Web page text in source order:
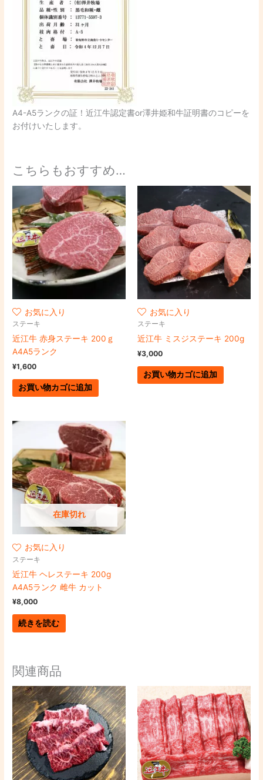
A4-A5ランクの証！近江牛認定書or澤井姫和牛証明書のコピーを
お付けいたします。
こちらもおすすめ…
お気に入り
ステーキ
近江牛 赤身ステーキ 200ｇ
A4A5ランク
¥1,600
お買い物カゴに追加
お気に入り
ステーキ
近江牛 ミスジステーキ 200g
¥3,000
お買い物カゴに追加
在庫切れ
お気に入り
ステーキ
近江牛 ヘレステーキ 200g
A4A5ランク 雌牛 カット
¥8,000
続きを読む
関連商品